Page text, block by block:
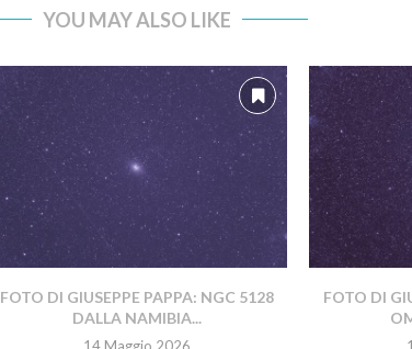
YOU MAY ALSO LIKE
FOTO DI GIUSEPPE PAPPA: NGC 5128
DALLA NAMIBIA...
14 Maggio 2026
FOTO DI